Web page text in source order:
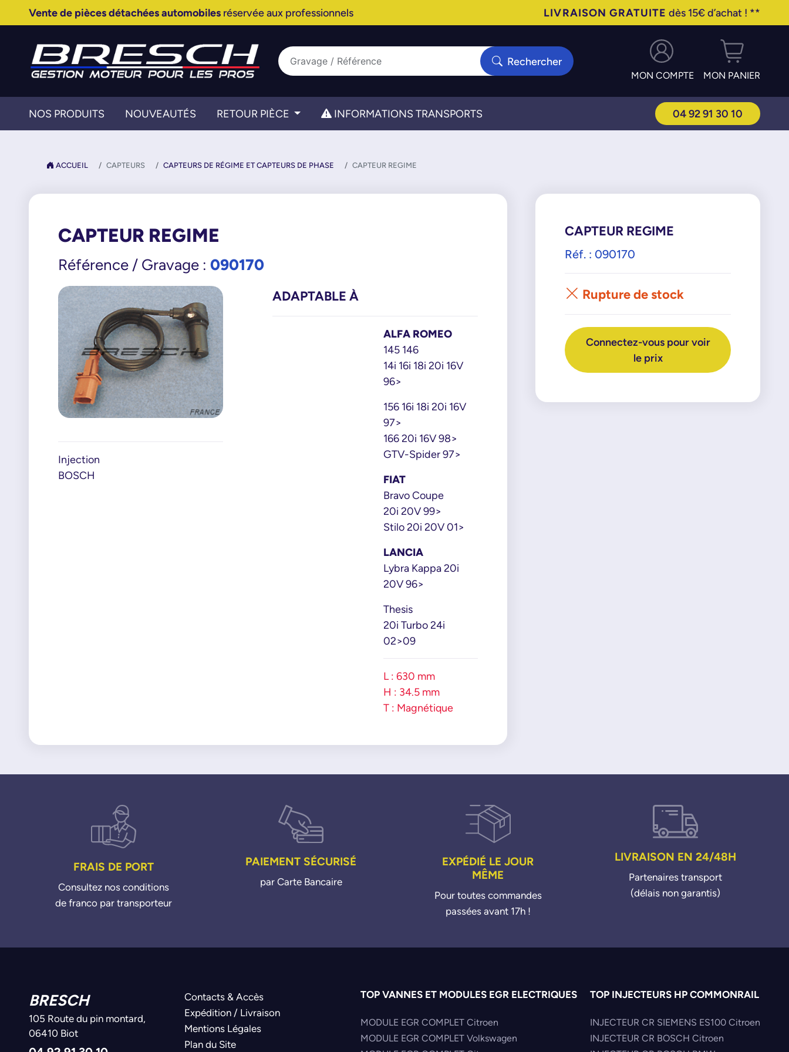
Vente de pièces détachées automobilesréservée aux professionnels LIVRAISON GRATUITE dès 15€ d’achat ! **
Rechercher
MON COMPTE MON PANIER
NOS PRODUITS NOUVEAUTÉS RETOUR PIÈCE INFORMATIONS TRANSPORTS 04 92 91 30 10
ACCUEIL CAPTEURS CAPTEURS DE RÉGIME ET CAPTEURS DE PHASE CAPTEUR REGIME
CAPTEUR REGIME
Référence / Gravage : 090170
Injection
BOSCH
ADAPTABLE À
ALFA ROMEO
145 146
14i 16i 18i 20i 16V
96>
156 16i 18i 20i 16V
97>
166 20i 16V 98>
GTV-Spider 97>
FIAT
Bravo Coupe
20i 20V 99>
Stilo 20i 20V 01>
LANCIA
Lybra Kappa 20i
20V 96>
Thesis
20i Turbo 24i
02>09
L : 630 mm
H : 34.5 mm
T : Magnétique
CAPTEUR REGIME
Réf. : 090170
Rupture de stock
Connectez-vous pour voir
le prix
FRAIS DE PORT
Consultez nos conditions
de franco par transporteur
PAIEMENT SÉCURISÉ
par Carte Bancaire
EXPÉDIÉ LE JOUR
MÊME
Pour toutes commandes
passées avant 17h !
LIVRAISON EN 24/48H
Partenaires transport
(délais non garantis)
BRESCH
105 Route du pin montard,
06410 Biot
Contacts & Accès
Expédition / Livraison
Mentions Légales
Plan du Site
TOP VANNES ET MODULES EGR ELECTRIQUES
MODULE EGR COMPLET Citroen
MODULE EGR COMPLET Volkswagen
TOP INJECTEURS HP COMMONRAIL
INJECTEUR CR SIEMENS ES100 Citroen
INJECTEUR CR BOSCH Citroen